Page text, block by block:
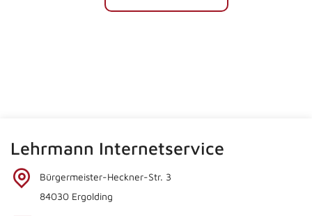
Lehrmann Internetservice
Bürgermeister-Heckner-Str. 3
84030 Ergolding